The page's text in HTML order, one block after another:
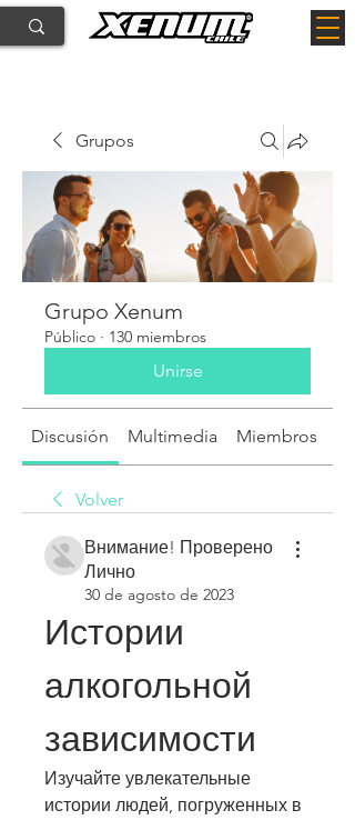
Grupos
Grupo Xenum
Público · 130 miembros
Unirse
Discusión Multimedia Miembros
Volver
Внимание! Проверено
Лично
30 de agosto de 2023
Истории
алкогольной
зависимости
Изучайте увлекательные
истории людей, погруженных в